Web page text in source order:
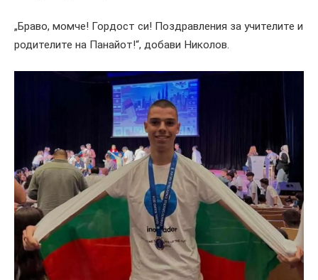
„Браво, момче! Гордост си! Поздравления за учителите и
родителите на Панайот!“, добави Николов.